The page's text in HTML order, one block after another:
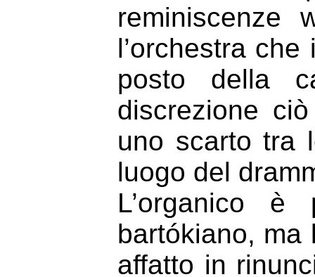
reminiscenze
l’orchestra
posto della
discrezione
uno scarto tra
luogo del
L’organico
bartókiano, ma
affatto in